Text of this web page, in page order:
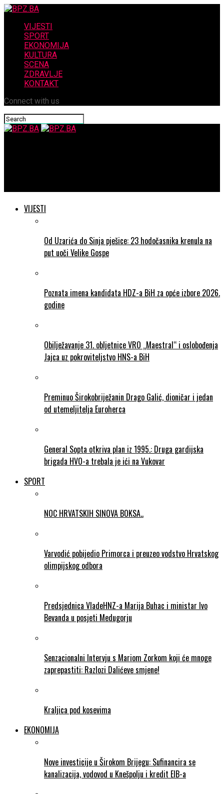
VIJESTI
SPORT
EKONOMIJA
KULTURA
SCENA
ZDRAVLJE
KONTAKT
Connect with us
VIJESTI
Od Uzarića do Sinja pješice: 23 hodočasnika krenula na
put uoči Velike Gospe
Poznata imena kandidata HDZ-a BiH za opće izbore 2026.
godine
Obilježavanje 31. obljetnice VRO „Maestral“ i oslobođenja
Jajca uz pokroviteljstvo HNS-a BiH
Preminuo Širokobriježanin Drago Galić, dioničar i jedan
od utemeljitelja Euroherca
General Sopta otkriva plan iz 1995.: Druga gardijska
brigada HVO-a trebala je ići na Vukovar
SPORT
NOC HRVATSKIH SINOVA BOKSA..
Varvodić pobijedio Primorca i preuzeo vodstvo Hrvatskog
olimpijskog odbora
Predsjednica VladeHNZ-a Marija Buhac i ministar Ivo
Bevanda u posjeti Medugorju
Senzacionalni Intervju s Mariom Zorkom koji će mnoge
zaprepastiti: Razlozi Dalićeve smjene!
Kraljica pod kosevima
EKONOMIJA
Nove investicije u Širokom Brijegu: Sufinancira se
kanalizacija, vodovod u Knešpolju i kredit EIB-a